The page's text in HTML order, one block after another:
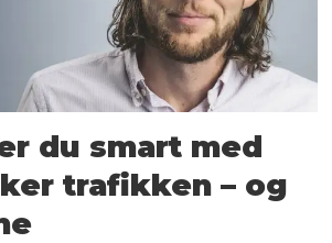
du smart med
trafikken – og